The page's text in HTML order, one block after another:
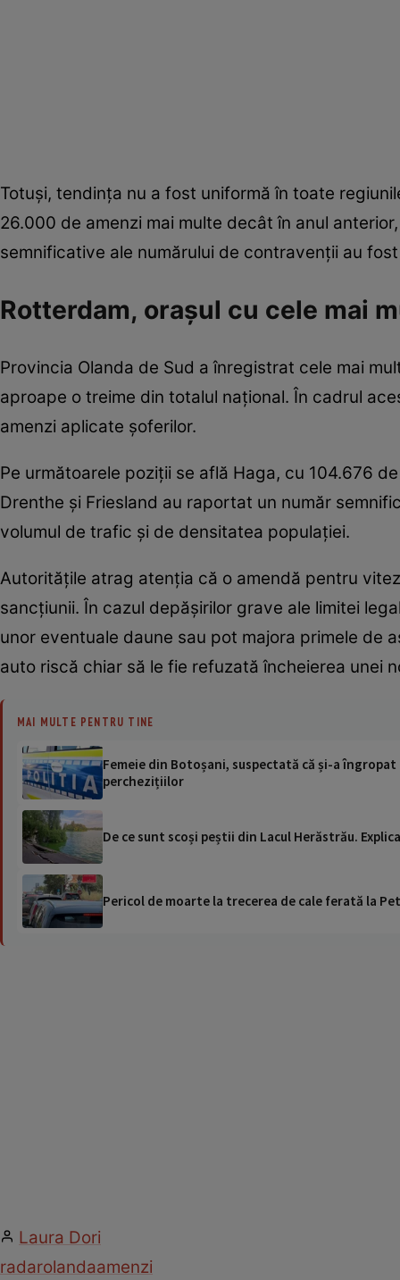
Totuși, tendința nu a fost uniformă în toate
26.000 de amenzi mai multe decât în anul
semnificative ale numărului de contravenții au
Rotterdam, orașul cu cele mai
Provincia Olanda de Sud a înregistrat cele mai
aproape o treime din totalul național. În cadrul
amenzi aplicate șoferilor.
Pe următoarele poziții se află Haga, cu 104.676
Drenthe și Friesland au raportat un număr
volumul de trafic și de densitatea populației.
Autoritățile atrag atenția că o amendă pentru
sancțiunii. În cazul depășirilor grave ale limitei
unor eventuale daune sau pot majora primele de
auto riscă chiar să le fie refuzată încheierea unei
MAI MULTE PENTRU TINE
Femeie din Botoșani, suspectată că și-a
perchezițiilor
De ce sunt scoși peștii din Lacul Herăstrău.
Pericol de moarte la trecerea de cale ferată la
Laura Dori
radarolandaamenzi